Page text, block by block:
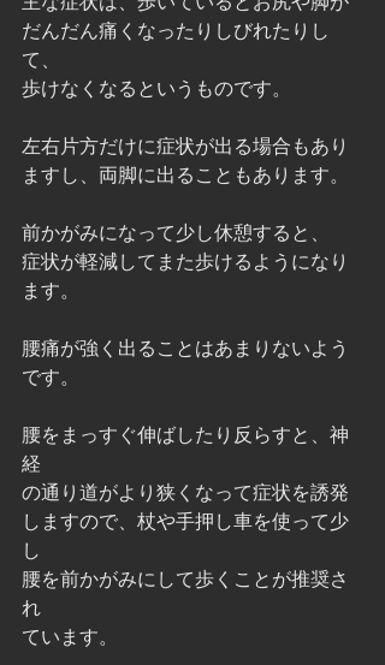
だんだん痛くなったりしびれたりし
て、
歩けなくなるというものです。
左右片方だけに症状が出る場合もあり
ますし、両脚に出ることもあります。
前かがみになって少し休憩すると、
症状が軽減してまた歩けるようになり
ます。
腰痛が強く出ることはあまりないよう
です。
腰をまっすぐ伸ばしたり反らすと、神
経
の通り道がより狭くなって症状を誘発
しますので、杖や手押し車を使って少
し
腰を前かがみにして歩くことが推奨さ
れ
ています。